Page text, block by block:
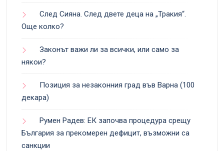
След Сияна. След двете деца на „Тракия“.
Още колко?
Законът важи ли за всички, или само за
някои?
Позиция за незаконния град във Варна (100
декара)
Румен Радев: ЕК започва процедура срещу
България за прекомерен дефицит, възможни са
санкции